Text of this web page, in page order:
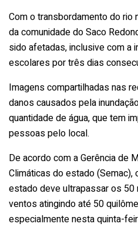
Com o transbordamento do rio
da comunidade do Saco
sido afetadas, inclusive com a
escolares por três dias
Imagens compartilhadas nas
danos causados pela
quantidade de água, que tem
pessoas pelo local.
De acordo com a Gerência de
Climáticas do estado (Semac),
estado deve ultrapassar os
ventos atingindo até 50
especialmente nesta quinta-